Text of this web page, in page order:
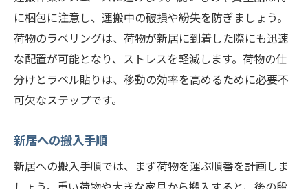
に梱包に注意し、運搬中の破損や紛失を防ぎましょう。
荷物のラベリングは、荷物が新居に到着した際にも迅速
な配置が可能となり、ストレスを軽減します。荷物の仕
分けとラベル貼りは、移動の効率を高めるために必要不
可欠なステップです。
新居への搬入手順
新居への搬入手順では、まず荷物を運ぶ順番を計画しま